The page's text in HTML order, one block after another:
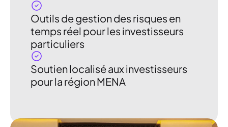
Outils de gestion des risques en
temps réel pour les investisseurs
particuliers
Soutien localisé aux investisseurs
pour la région MENA